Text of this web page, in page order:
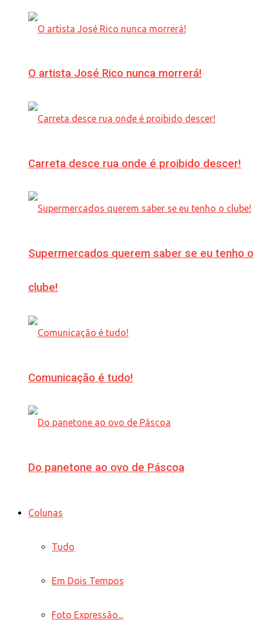
O artista José Rico nunca morrerá!
Carreta desce rua onde é proibido descer!
Supermercados querem saber se eu tenho o
clube!
Comunicação é tudo!
Do panetone ao ovo de Páscoa
Colunas
Tudo
Em Dois Tempos
Foto Expressão...